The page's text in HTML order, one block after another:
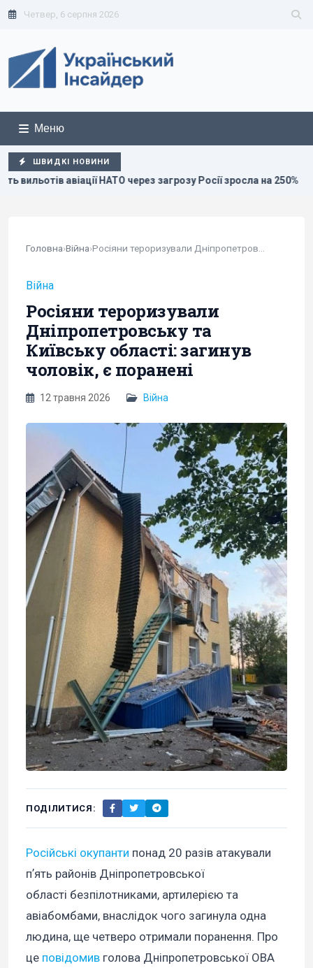
Четвер, 6 серпня 2026
Меню
ШВИДКІ НОВИНИ
через загрозу Росії зросла на 250% Стефанішиній
Головна›Війна›
Війна
Росіяни тероризували
Дніпропетровську та
Київську області: загинув
чоловік, є поранені
12 травня 2026 Війна
ПОДІЛИТИСЯ:
Російські окупанти понад 20 разів атакували
пʼять районів Дніпропетровської
області безпілотниками, артилерією та
авіабомбами, внаслідок чого загинула одна
людина, ще четверо отримали поранення. Про
це повідомив голова Дніпропетровської ОВА